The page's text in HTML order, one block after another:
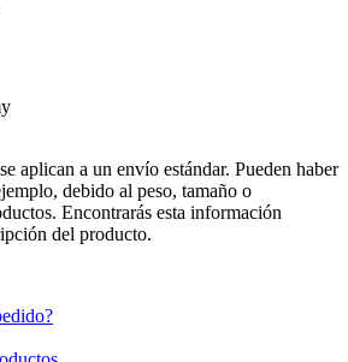
aplican a un envío estándar. Pueden haber
debido al peso, tamaño o
Encontrarás esta información
del producto.